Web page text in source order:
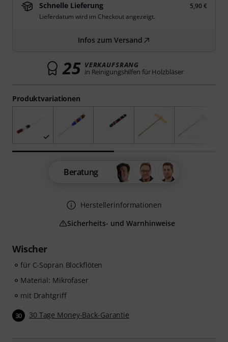
Wischer
für C-Sopran Blockflöten
Material: Mikrofaser
mit Drahtgriff
30 30 Tage Money-Back-Garantie
Produktvariationen
Schnelle Lieferung
5,90 €
Lieferdatum wird im Checkout angezeigt.
Infos zum Versand
25 VERKAUFSRANG
in Reinigungshilfen für Holzbläser
Beratung
Herstellerinformationen
Sicherheits- und Warnhinweise